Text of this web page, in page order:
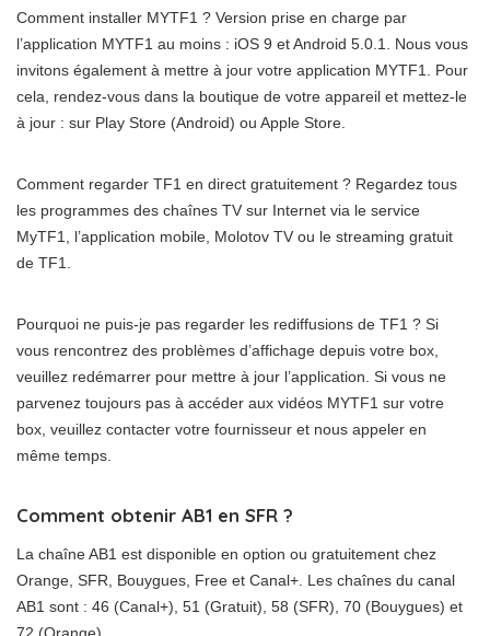
Comment installer MYTF1 ? Version prise en charge par
l’application MYTF1 au moins : iOS 9 et Android 5.0.1. Nous vous
invitons également à mettre à jour votre application MYTF1. Pour
cela, rendez-vous dans la boutique de votre appareil et mettez-le
à jour : sur Play Store (Android) ou Apple Store.
Comment regarder TF1 en direct gratuitement ? Regardez tous
les programmes des chaînes TV sur Internet via le service
MyTF1, l’application mobile, Molotov TV ou le streaming gratuit
de TF1.
Pourquoi ne puis-je pas regarder les rediffusions de TF1 ? Si
vous rencontrez des problèmes d’affichage depuis votre box,
veuillez redémarrer pour mettre à jour l’application. Si vous ne
parvenez toujours pas à accéder aux vidéos MYTF1 sur votre
box, veuillez contacter votre fournisseur et nous appeler en
même temps.
Comment obtenir AB1 en SFR ?
La chaîne AB1 est disponible en option ou gratuitement chez
Orange, SFR, Bouygues, Free et Canal+. Les chaînes du canal
AB1 sont : 46 (Canal+), 51 (Gratuit), 58 (SFR), 70 (Bouygues) et